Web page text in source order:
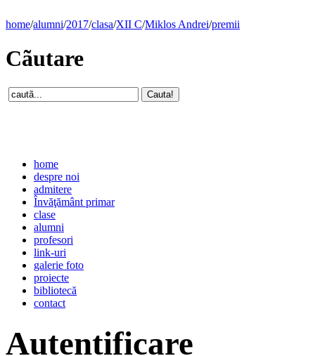
home/alumni/2017/clasa/XII C/Miklos Andrei/premii
Cãutare
home
despre noi
admitere
Învăţământ primar
clase
alumni
profesori
link-uri
galerie foto
proiecte
bibliotecă
contact
Autentificare